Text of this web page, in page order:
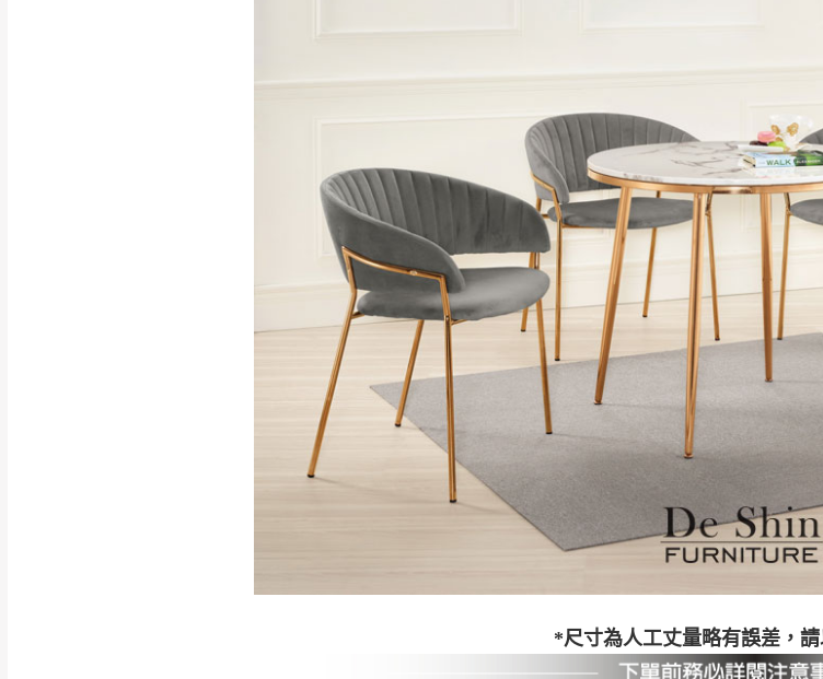
*尺寸為人工丈量略有誤差，
本司貨車運送如因路況不佳、天候惡劣、過於偏遠之山區內等，或
本公司除了盡最大努力完成配送外，視狀況保有出貨的權利。
保護物流人員的工作安全，賣家無提供吊掛服務，若需以吊車或其
因大型傢俱有組裝、配送的問題，並非一般快速到貨商品，無法指
讓您不用整天在家等貨，以免浪費你的寶貴時間。
如遇自然災害、政府宣布之災害警報等不可抗力情事，而危及運送
百貨公司配送暫無法配合開店前、閉店後時段，並送至百貨公司卸
期間，恕暫停百貨公司相關運送 》
無回收家具服務，若需回收家俱可聯絡當地請清潔隊回收,免付費清
為因素導致商品損壞、零件短缺，則維修、搬運費用，需
到貨7日內為鑑賞期(注意:鑑賞期非試用期)，若非商品品質
如欲放置營業場所及公開場合之商品則無享有商品一年保固
訂單成立時請儘速於三日內完成付款， 交易恕不殺價，商品均已
請密切注意。
三
日內若未接獲您的匯款或轉帳通知，商品將不予保留(訂單自動
無回收家具服務，若需回收家具可聯絡當地請清潔隊回收,免付費